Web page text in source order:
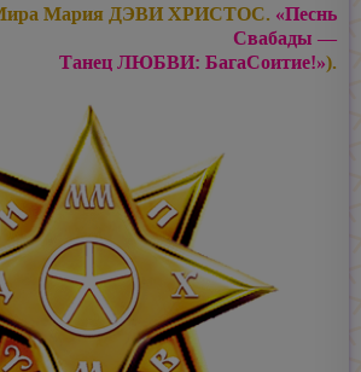
Мария ДЭВИ ХРИСТОС. «Песнь
Свабады —
Танец ЛЮБВИ: БагаСоитие!»).